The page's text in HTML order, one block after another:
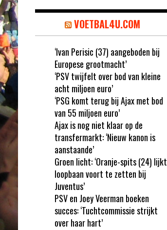
VOETBAL4U.COM
‘Ivan Perisic (37) aangeboden bij
Europese grootmacht’
‘PSV twijfelt over bod van kleine
acht miljoen euro’
‘PSG komt terug bij Ajax met bod
van 55 miljoen euro’
Ajax is nog niet klaar op de
transfermarkt: ‘Nieuw kanon is
aanstaande’
Groen licht: ‘Oranje-spits (24) lijkt
loopbaan voort te zetten bij
Juventus’
PSV en Joey Veerman boeken
succes: ‘Tuchtcommissie strijkt
over haar hart’